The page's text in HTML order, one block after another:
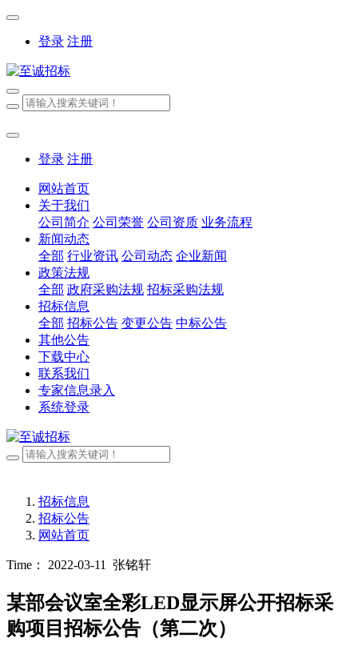
登录 注册
登录 注册
网站首页
关于我们
公司简介 公司荣誉 公司资质 业务流程
新闻动态
全部 行业资讯 公司动态 企业新闻
政策法规
全部 政府采购法规 招标采购法规
招标信息
全部 招标公告 变更公告 中标公告
其他公告
下载中心
联系我们
专家信息录入
系统登录
招标信息
招标公告
网站首页
Time： 2022-03-11 张铭轩
某部会议室全彩LED显示屏公开招标采
购项目招标公告（第二次）